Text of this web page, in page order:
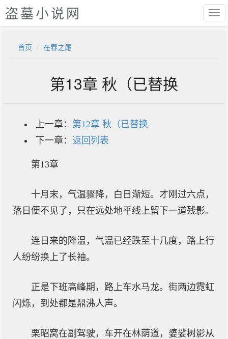
盗墓小说网
首页 在春之尾
第13章 秋（已替换
上一章： 第12章 秋（已替换
下一章： 返回列表
第13章
十月末，气温骤降，白日渐短。才刚过六点，
落日便不见了，只在远处地平线上留下一道残影。
连日来的降温，气温已经跌至十几度，路上行
人纷纷换上了长袖。
正是下班高峰期，路上车水马龙。街两边霓虹
闪烁，到处都是鼎沸人声。
栗昭窝在副驾驶，车开在林荫道，婆娑树影从